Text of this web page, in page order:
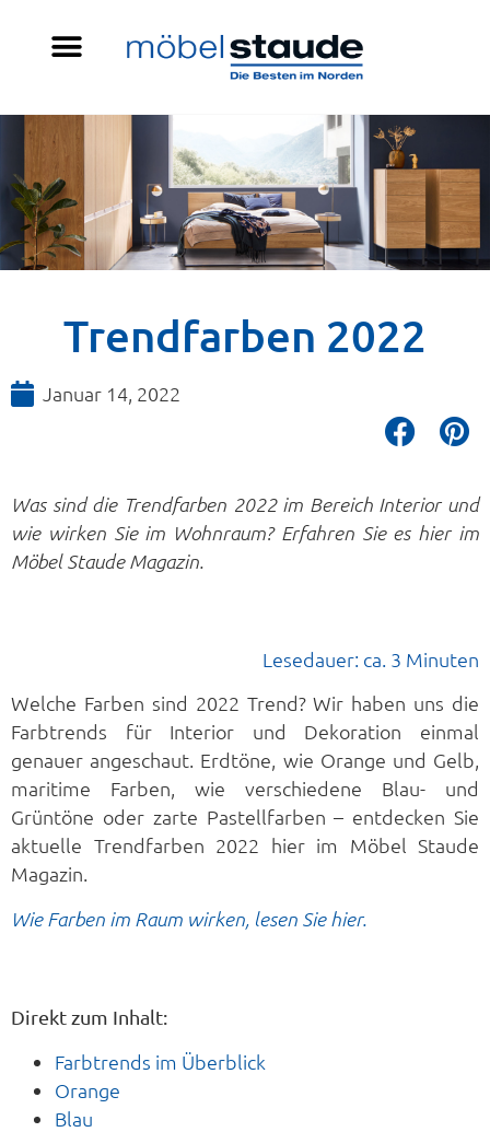
Trendfarben 2022
Januar 14, 2022
Was sind die Trendfarben 2022 im Bereich Interior und
wie wirken Sie im Wohnraum? Erfahren Sie es hier im
Möbel Staude Magazin.
Lesedauer: ca. 3 Minuten
Welche Farben sind 2022 Trend? Wir haben uns die
Farbtrends für Interior und Dekoration einmal
genauer angeschaut. Erdtöne, wie Orange und Gelb,
maritime Farben, wie verschiedene Blau- und
Grüntöne oder zarte Pastellfarben – entdecken Sie
aktuelle Trendfarben 2022 hier im Möbel Staude
Magazin.
Wie Farben im Raum wirken, lesen Sie hier.
Direkt zum Inhalt:
Farbtrends im Überblick
Orange
Blau